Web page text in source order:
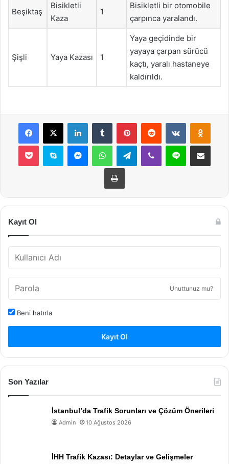
Beşiktaş
Bisikletli
Kaza
1
Bisikletli bir otomobile
çarpınca yaralandı.
Şişli Yaya Kazası 1
Yaya geçidinde bir
yayaya çarpan sürücü
kaçtı, yaralı hastaneye
kaldırıldı.
Facebook
X LinkedInTumblr PinterestReddit VKontakte
Pocket Skype MessengerWhatsAppTelegramViber Line E-Posta ile
Yazdır
Kayıt Ol
Unuttunuz mu?
Beni hatırla
Kayıt Ol
Son Yazılar
İstanbul’da Trafik Sorunları ve Çözüm Önerileri
Admin 10 Ağustos 2026
İHH Trafik Kazası: Detaylar ve Gelişmeler